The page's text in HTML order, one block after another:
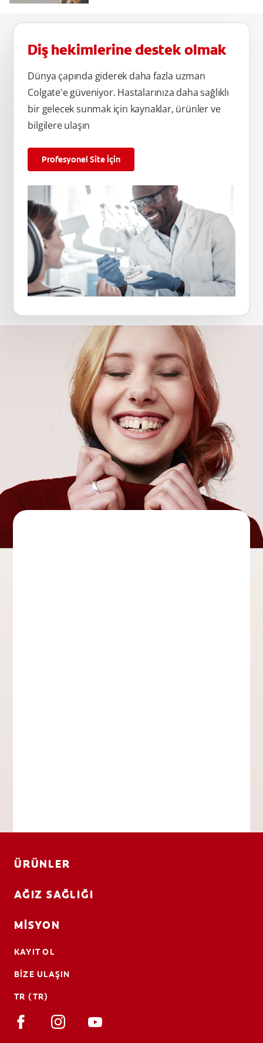
Diş hekimlerine destek olmak
Dünya çapında giderek daha fazla uzman
Colgate'e güveniyor. Hastalarınıza daha sağlıklı
bir gelecek sunmak için kaynaklar, ürünler ve
bilgilere ulaşın
Profesyonel Site İçin
ÜRÜNLER
AĞIZ SAĞLIĞI
MISYON
KAYIT OL
BIZE ULAŞIN
TR (TR)